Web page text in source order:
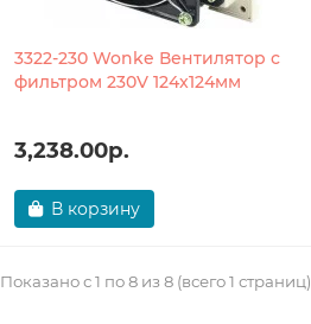
3322-230 Wonke Вентилятор с
фильтром 230V 124x124мм
3,238.00р.
В корзину
Показано с 1 по 8 из 8 (всего 1 страниц)